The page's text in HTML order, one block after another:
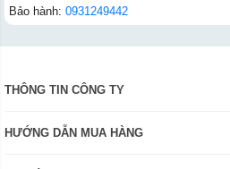
Bảo hành: 0931249442
THÔNG TIN CÔNG TY
Chính sách bảo mật thông tin
HƯỚNG DẪN MUA HÀNG